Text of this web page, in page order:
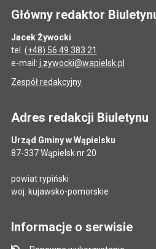
Główny redaktor
Jacek Żywocki
tel. (+48) 56 49 383 21
e-mail: j.zywocki@wapielsk.pl
Zespół redakcyjny
Adres redakcji Biuletynu
Urząd Gminy w Wąpielsku
87-337 Wąpielsk nr 20
powiat rypiński
woj. kujawsko-pomorskie
Informacje o serwisie